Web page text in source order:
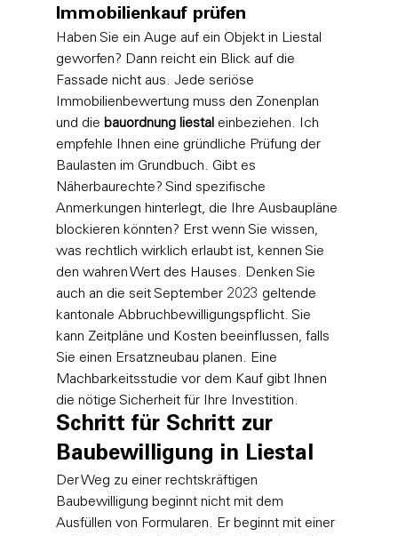
Immobilienkauf prüfen
Haben Sie ein Auge auf ein Objekt in Liestal
geworfen? Dann reicht ein Blick auf die
Fassade nicht aus. Jede seriöse
Immobilienbewertung muss den Zonenplan
und die bauordnung liestal einbeziehen. Ich
empfehle Ihnen eine gründliche Prüfung der
Baulasten im Grundbuch. Gibt es
Näherbaurechte? Sind spezifische
Anmerkungen hinterlegt, die Ihre Ausbaupläne
blockieren könnten? Erst wenn Sie wissen,
was rechtlich wirklich erlaubt ist, kennen Sie
den wahren Wert des Hauses. Denken Sie
auch an die seit September 2023 geltende
kantonale Abbruchbewilligungspflicht. Sie
kann Zeitpläne und Kosten beeinflussen, falls
Sie einen Ersatzneubau planen. Eine
Machbarkeitsstudie vor dem Kauf gibt Ihnen
die nötige Sicherheit für Ihre Investition.
Schritt für Schritt zur
Baubewilligung in Liestal
Der Weg zu einer rechtskräftigen
Baubewilligung beginnt nicht mit dem
Ausfüllen von Formularen. Er beginnt mit einer